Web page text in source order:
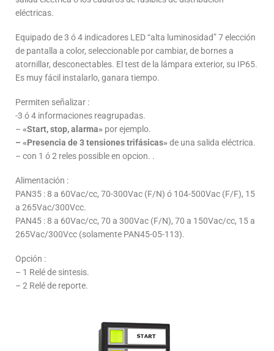
eléctricas.
Equipado de 3 ó 4 indicadores LED “alta luminosidad” 7 elección
de pantalla a color, seleccionable por cambiar, de bornes a
atornillar, desconectables. El test de la lámpara exterior, su IP65.
Es muy fácil instalarlo, ganara tiempo.
Permiten señalizar :
-3 ó 4 informaciones reagrupadas.
– «Start, stop, alarma» por ejemplo.
– «Presencia de 3 tensiones trifásicas»de una salida eléctrica.
– con 1 ó 2 reles possible en opcion. .
Alimentación :
PAN35 : 8 a 60Vac/cc, 70-300Vac (F/N) ó 104-500Vac (F/F), 15
a 265Vac/300Vcc.
PAN45 : 8 a 60Vac/cc, 70 a 300Vac (F/N), 70 a 150Vac/cc, 15 a
265Vac/300Vcc (solamente PAN45-05-113).
Opción :
– 1 Relé de sintesis.
– 2 Relé de reporte.